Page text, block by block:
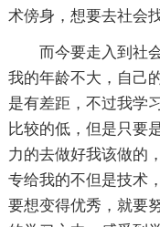
术傍身，想要去社会
而今要走入到社
我的年龄不大，自己
是有差距，不过我学
比较的低，但是只要
力的去做好我该做的
专给我的不但是技术
要想变得优秀，就要